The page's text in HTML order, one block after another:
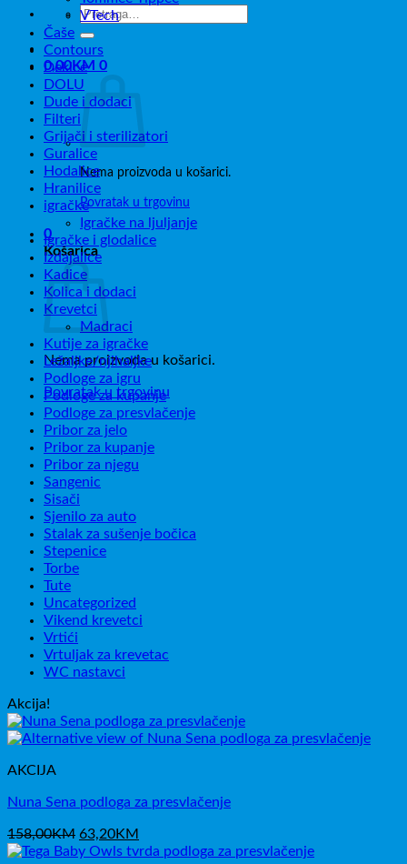
Pretraži:
0,00KM 0
Nema proizvoda u košarici.
Povratak u trgovinu
0
Košarica
Nema proizvoda u košarici.
Povratak u trgovinu
VTech
Čaše
Contours
Dekice
DOLU
Dude i dodaci
Filteri
Grijači i sterilizatori
Guralice
Hodalice
Hranilice
igračke
Igračke na ljuljanje
Igračke i glodalice
Izdajalice
Kadice
Kolica i dodaci
Krevetci
Madraci
Kutije za igračke
Ležaljke/njihaljke
Podloge za igru
Podloge za kupanje
Podloge za presvlačenje
Pribor za jelo
Pribor za kupanje
Pribor za njegu
Sangenic
Sisači
Sjenilo za auto
Stalak za sušenje bočica
Stepenice
Torbe
Tute
Uncategorized
Vikend krevetci
Vrtići
Vrtuljak za krevetac
WC nastavci
Akcija!
AKCIJA
Nuna Sena podloga za presvlačenje
158,00KM Izvorna
cijena
63,20KM
cijena